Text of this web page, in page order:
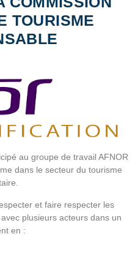
TOURISME
au groupe de travail AFNOR
dans le secteur du tourisme
et faire respecter les
plusieurs acteurs dans un
en :